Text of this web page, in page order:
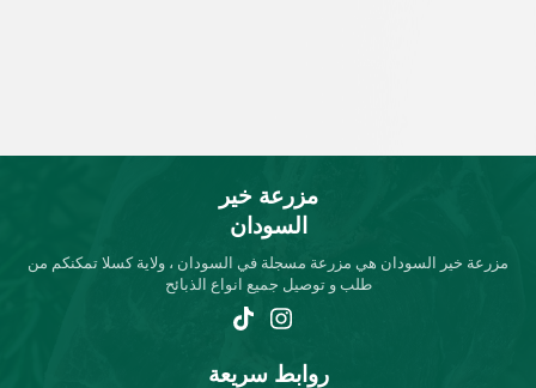
مزرعة خير
السودان
مزرعة خير السودان هي مزرعة مسجلة في السودان ، ولاية كسلا تمكنكم من
طلب و توصيل جميع انواع الذبائح
روابط سريعة